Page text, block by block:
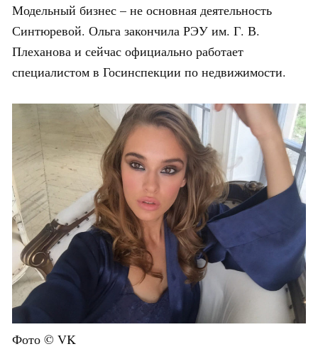
Модельный бизнес – не основная деятельность
Синтюревой. Ольга закончила РЭУ им. Г. В.
Плеханова и сейчас официально работает
специалистом в Госинспекции по недвижимости.
Фото © VK